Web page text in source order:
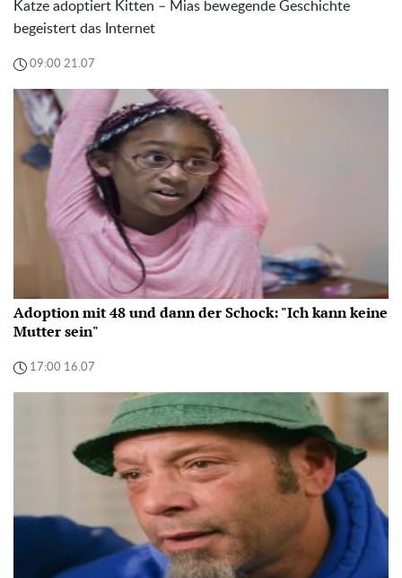
Katze adoptiert Kitten – Mias bewegende Geschichte
begeistert das Internet
09:00 21.07
Adoption mit 48 und dann der Schock: "Ich kann keine
Mutter sein"
17:00 16.07